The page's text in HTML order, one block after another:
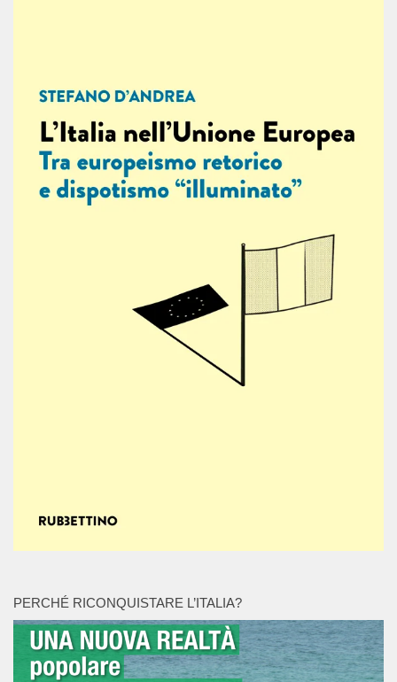
PERCHÉ RICONQUISTARE L’ITALIA?